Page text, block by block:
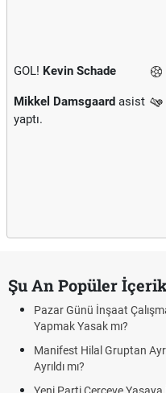
GOL! Kevin Schade
Mikkel Damsgaard asist
yaptı.
Şu An Popüler
Pazar Günü İnşaat
Yapmak Yasak mı?
Manifest Hilal Gruptan
Ayrıldı mı?